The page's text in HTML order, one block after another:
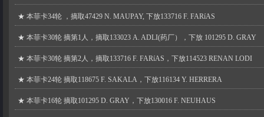
★ 本菲卡34轮 ，摘取47429 N. MAUPAY, 下放133716 F. FARíAS
★ 本菲卡30轮 摘第1人，摘取133023 A. ADLI(药厂），下放 101295 D. GRAY
★ 本菲卡30轮 摘第2人，摘取133716 F. FARíAS，下放114523 RENAN LODI
★ 本菲卡24轮 摘取118675 F. SAKALA，下放116134 Y. HERRERA
★ 本菲卡16轮 摘取101295 D. GRAY，下放130016 F. NEUHAUS